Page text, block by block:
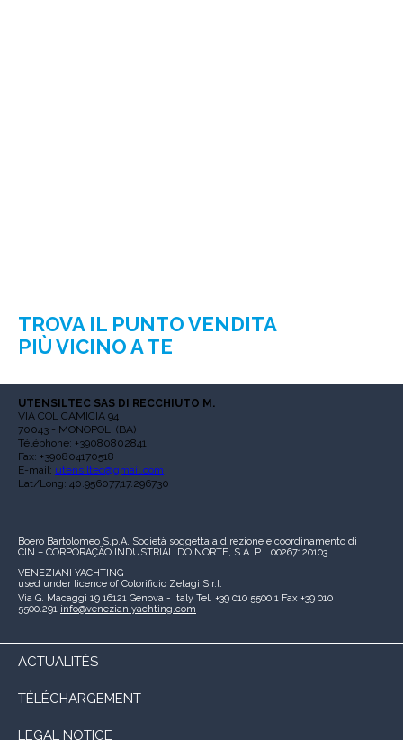
TROVA IL PUNTO VENDITA
PIÙ VICINO A TE
UTENSILTEC SAS DI RECCHIUTO M.
VIA COL CAMICIA 94
70043 - MONOPOLI (BA)
Téléphone: +39080802841
Fax: +390804170518
E-mail: utensiltec@gmail.com
Lat/Long: 40.956077,17.296730
Boero Bartolomeo S.p.A. Società soggetta a direzione e coordinamento di
CIN – CORPORAÇÃO INDUSTRIAL DO NORTE, S.A. P.I. 00267120103
VENEZIANI YACHTING
used under licence of Colorificio Zetagi S.r.l.
Via G. Macaggi 19 16121 Genova - Italy Tel. +39 010 5500.1 Fax +39 010
5500.291 info@venezianiyachting.com
ACTUALITÉS
TÉLÉCHARGEMENT
LEGAL NOTICE